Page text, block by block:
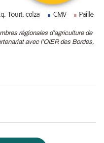
régionales d’agriculture de
avec l’OIER des Bordes,